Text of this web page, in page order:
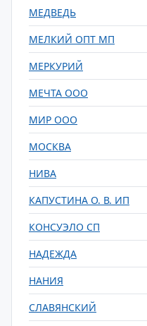
МЕДВЕДЬ
МЕЛКИЙ ОПТ МП
МЕРКУРИЙ
МЕЧТА ООО
МИР ООО
МОСКВА
НИВА
КАПУСТИНА О. В. ИП
КОНСУЭЛО СП
НАДЕЖДА
НАНИЯ
СЛАВЯНСКИЙ